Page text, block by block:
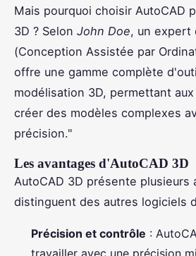
Mais pourquoi choisir AutoCAD
3D ? Selon John Doe, un expert
(Conception Assistée par
offre une gamme complète
modélisation 3D, permettant
créer des modèles complexes
précision."
Les avantages d'AutoCAD 3D
AutoCAD 3D présente plusieurs
distinguent des autres logiciels
Précision et contrôle :
travailler avec une précision